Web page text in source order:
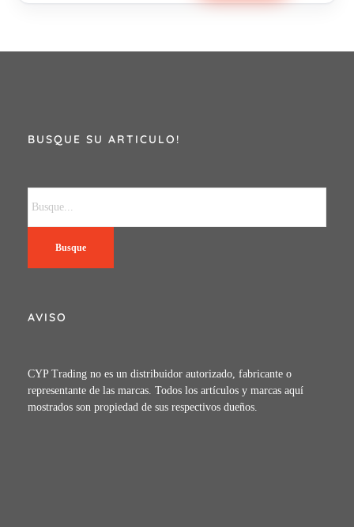
BUSQUE SU ARTICULO!
Busque
AVISO
CYP Trading no es un distribuidor autorizado, fabricante o
representante de las marcas. Todos los artículos y marcas aquí
mostrados son propiedad de sus respectivos dueños.